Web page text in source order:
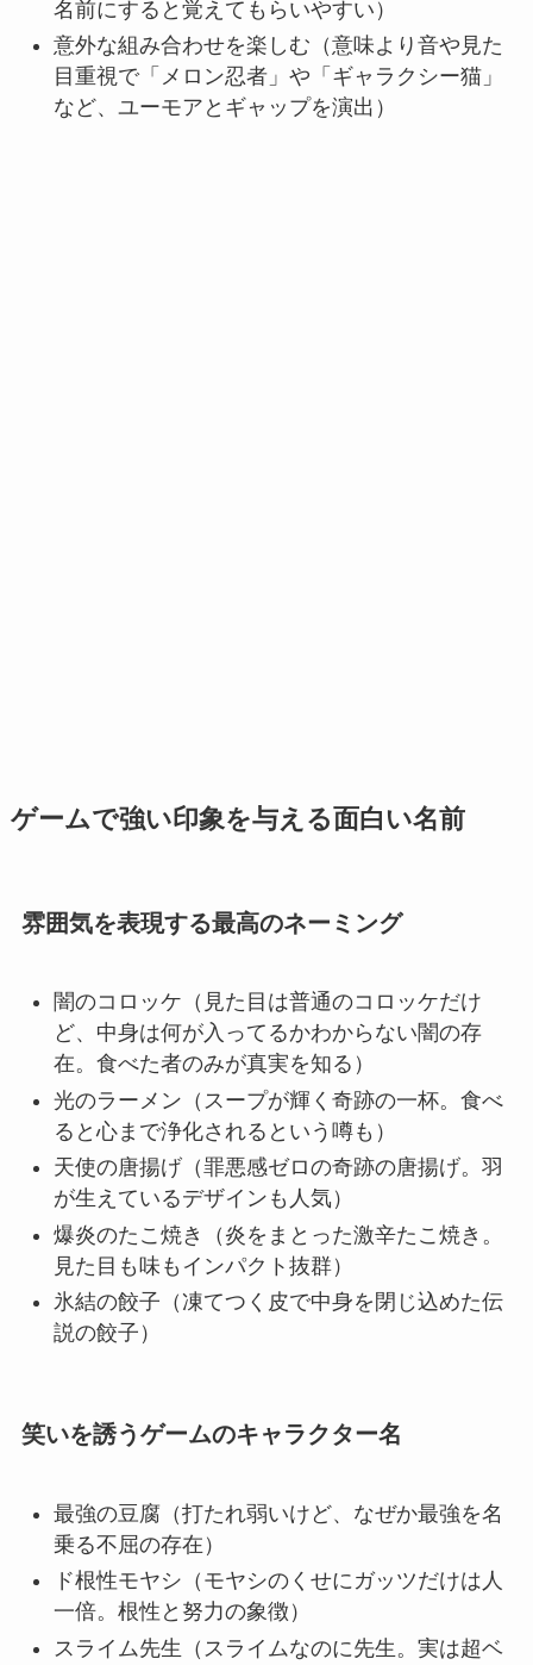
名前にすると覚えてもらいやすい）
意外な組み合わせを楽しむ（意味より音や見た
目重視で「メロン忍者」や「ギャラクシー猫」
など、ユーモアとギャップを演出）
ゲームで強い印象を与える面白い名前
雰囲気を表現する最高のネーミング
闇のコロッケ（見た目は普通のコロッケだけ
ど、中身は何が入ってるかわからない闇の存
在。食べた者のみが真実を知る）
光のラーメン（スープが輝く奇跡の一杯。食べ
ると心まで浄化されるという噂も）
天使の唐揚げ（罪悪感ゼロの奇跡の唐揚げ。羽
が生えているデザインも人気）
爆炎のたこ焼き（炎をまとった激辛たこ焼き。
見た目も味もインパクト抜群）
氷結の餃子（凍てつく皮で中身を閉じ込めた伝
説の餃子）
笑いを誘うゲームのキャラクター名
最強の豆腐（打たれ弱いけど、なぜか最強を名
乗る不屈の存在）
ド根性モヤシ（モヤシのくせにガッツだけは人
一倍。根性と努力の象徴）
スライム先生（スライムなのに先生。実は超ベ